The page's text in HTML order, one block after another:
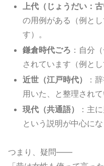
上代（じょうだい：古
の用例がある（例と
す）。
鎌倉時代ごろ ：自分
されています（例と
近世（江戸時代）
：
用いた、と整理されて
現代（共通語）
：主
という説明が中心にな
つまり、疑問――